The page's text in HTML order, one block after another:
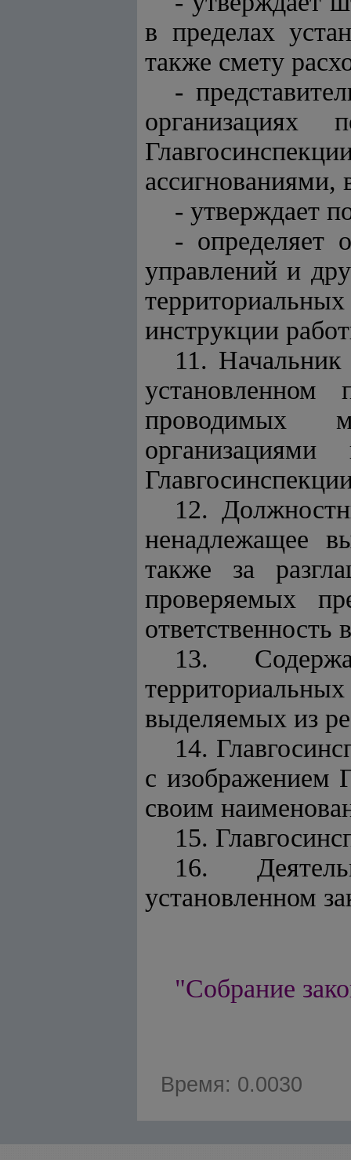
в пределах
также смету
-
ассигнованиями,
- утверждает
- определяет
управлений и
инструкции
11. Начальник
установленном
проводимых
12.
ненадлежащее
также за
проверяемых
ответственность
13.
выделяемых из
14.
с изображением
своим
15.
16.
установленном
"Собрание
Время: 0.0030